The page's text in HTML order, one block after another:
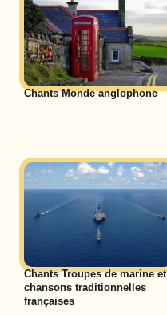
Chants Monde anglophone
Chants Troupes de marine et
chansons traditionnelles
françaises